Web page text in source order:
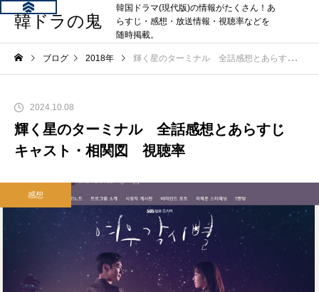
韓ドラの鬼
韓国ドラマ(現代版)の情報がたくさん！あ
らすじ・感想・放送情報・視聴率などを
随時掲載。
ブログ 2018年 輝く星のターミナル 全話感想とあらすじ キャスト・相関図 視聴率
2024.10.08
輝く星のターミナル 全話感想とあらすじ
キャスト・相関図 視聴率
感想